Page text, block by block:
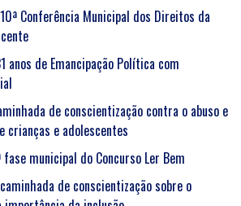
Conferência Municipal dos Direitos da
anos de Emancipação Política com
de conscientização contra o abuso e
crianças e adolescentes
municipal do Concurso Ler Bem
de conscientização sobre o